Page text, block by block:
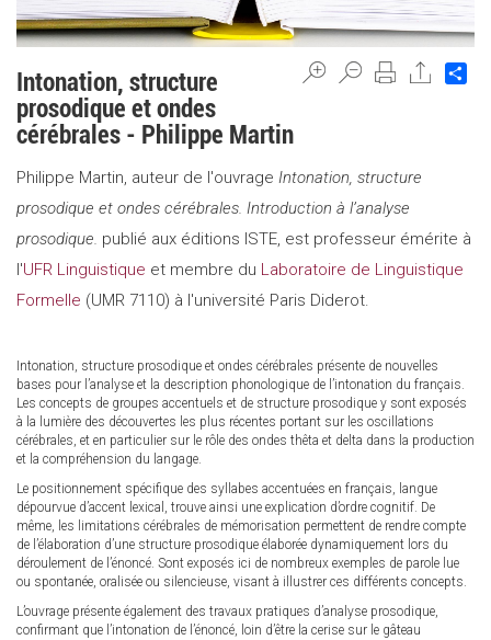
Intonation, structure
prosodique et ondes
cérébrales - Philippe Martin
Philippe Martin, auteur de l'ouvrage Intonation, structure
prosodique et ondes cérébrales. Introduction à l’analyse
prosodique. publié aux éditions ISTE, est professeur émérite à
l'UFR Linguistique et membre du Laboratoire de Linguistique
Formelle (UMR 7110) à l'université Paris Diderot.
Intonation, structure prosodique et ondes cérébrales présente de nouvelles
bases pour l’analyse et la description phonologique de l’intonation du français.
Les concepts de groupes accentuels et de structure prosodique y sont exposés
à la lumière des découvertes les plus récentes portant sur les oscillations
cérébrales, et en particulier sur le rôle des ondes thêta et delta dans la production
et la compréhension du langage.
Le positionnement spécifique des syllabes accentuées en français, langue
dépourvue d’accent lexical, trouve ainsi une explication d’ordre cognitif. De
même, les limitations cérébrales de mémorisation permettent de rendre compte
de l’élaboration d’une structure prosodique élaborée dynamiquement lors du
déroulement de l’énoncé. Sont exposés ici de nombreux exemples de parole lue
ou spontanée, oralisée ou silencieuse, visant à illustrer ces différents concepts.
L’ouvrage présente également des travaux pratiques d’analyse prosodique,
confirmant que l’intonation de l’énoncé, loin d’être la cerise sur le gâteau